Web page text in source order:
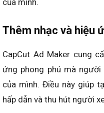
của mình.
Thêm nhạc và hiệu
CapCut Ad Maker cung
ứng phong phú mà
của mình. Điều này giúp
hấp dẫn và thu hút người